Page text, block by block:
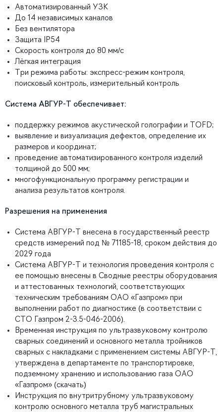
Автоматизированный УЗК
До 14 независимых каналов
Без вентилятора
Защита IP54
Скорость контроля до 80 мм/с
Лёгкая интеграция
Три режима работы: экспресс-режим контроля,
поисковый контроль, измерительный контроль
Система АВГУР-Т обеспечивает:
поддержку режимов акустической голографии и TOFD;
выявление и визуализация дефектов, определение их
размеров и координат;
проведение автоматизированного контроля изделий
толщиной до 500 мм;
многофункциональную программу регистрации и
анализа результатов контроля.
Разрешения на применения
Система АВГУР-Т внесена в государственный реестр
средств измерений под № 71185-18, сроком действия до
2029 года
Система АВГУР-Т и технология проведения контроля с
ее помощью внесены в Сводные реестры оборудования
и аттестованных технологий, соответствующих
техническим требованиям ОАО «Газпром» при
выполнении работ по диагностике (в соответствии с
СТО Газпром 2-3.5-046-2006).
Временная инструкция по ультразвуковому контролю
сварных соединений и основного металла тройников
сварных с накладками с применением системы АВГУР-Т,
утверждена в департаменте по транспортировке,
подземному хранению и использованию газа ОАО
«Газпром» (скачать)
Инструкция по внутритрубному ультразвуковому
контролю основного металла труб магистральных